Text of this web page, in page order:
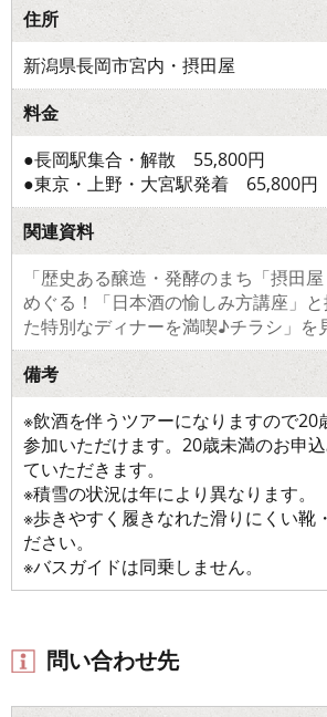
住所
新潟県長岡市宮内・摂田屋
料金
●長岡駅集合・解散 55,800円
●東京・上野・大宮駅発着 65,800円
関連資料
「歴史ある醸造・発酵のまち「摂田
めぐる！「日本酒の愉しみ方講座」
た特別なディナーを満喫♪チラシ」を
備考
※飲酒を伴うツアーになりますので20
参加いただけます。20歳未満のお申
ていただきます。
※積雪の状況は年により異なります。
※歩きやすく履きなれた滑りにくい靴
ださい。
※バスガイドは同乗しません。
問い合わせ先